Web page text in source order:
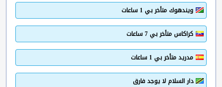
ويندهوك متأخر بي 1 ساعات
كراكاس متأخر بي 7 ساعات
مدريد متأخر بي 1 ساعات
دار السلام لا يوجد فارق